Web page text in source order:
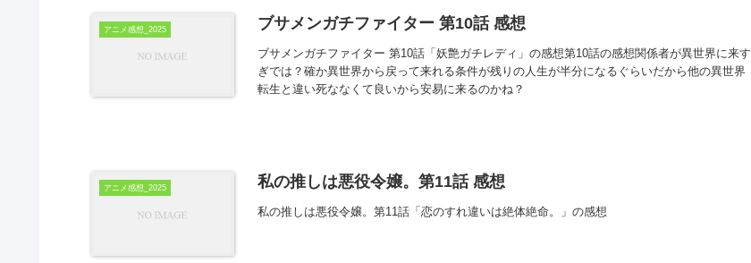
アニメ感想_2025 ブサメンガチファイター 第10話 感想
ブサメンガチファイター 第10話「妖艶ガチレディ」の感想第10話の感想関係者が異世界に来す
ぎでは？確か異世界から戻って来れる条件が残りの人生が半分になるぐらいだから他の異世界
転生と違い死ななくて良いから安易に来るのかね？
アニメ感想_2025 私の推しは悪役令嬢。第11話 感想
私の推しは悪役令嬢。第11話「恋のすれ違いは絶体絶命。」の感想